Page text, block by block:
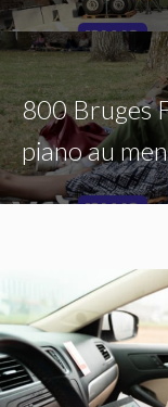
800 Bruges
piano au